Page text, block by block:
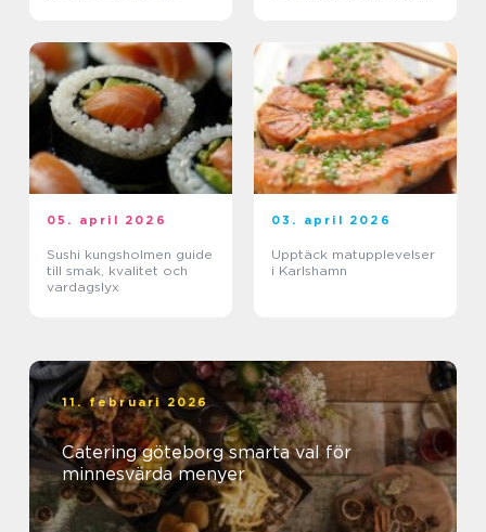
05. april 2026
Sushi kungsholmen guide
till smak, kvalitet och
vardagslyx
03. april 2026
Upptäck matupplevelser
i Karlshamn
11. februari 2026
Catering göteborg smarta val för
minnesvärda menyer